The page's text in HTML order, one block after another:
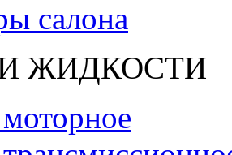
салона
ЖИДКОCТИ